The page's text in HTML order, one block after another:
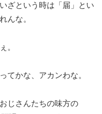
ざという時は「届」とい
んな。
。
てかな、アカンわな。
じさんたちの味方の